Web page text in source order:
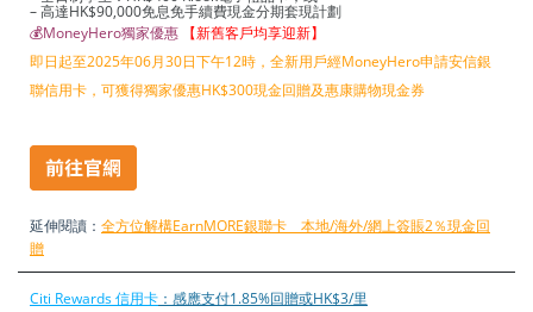
– 高達HK$90,000免息免手續費現金分期套現計劃
💰MoneyHero獨家優惠 【新舊客戶均享迎新】
即日起至2025年06月30日下午12時，全新用戶經MoneyHero申請安信銀
聯信用卡，可獲得獨家優惠HK$300現金回贈及惠康購物現金券
延伸閱讀： 全方位解構EarnMORE銀聯卡 本地/海外/網上簽賬2％現金回
贈
Citi Rewards 信用卡 ：感應支付1.85%回贈或HK$3/里